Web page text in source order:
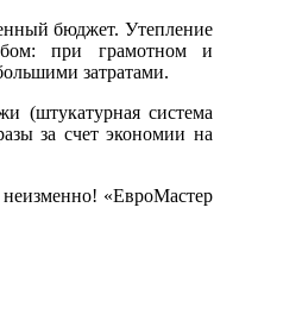
бюджет. Утепление
при грамотном и
затратами.
(штукатурная система
за счет экономии на
«ЕвроМастер